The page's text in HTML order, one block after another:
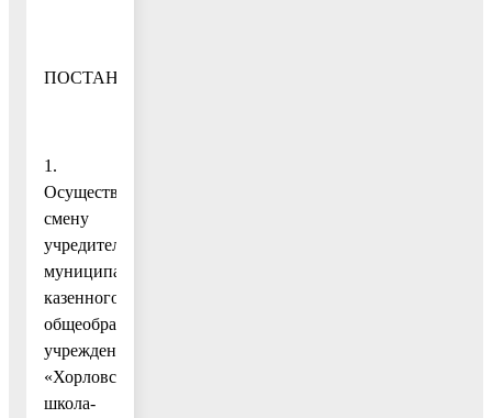
ПОСТАНОВЛЯЮ:
1.
Осуществить
смену
учредителя
муниципального
казенного
общеобразовательного
учреждения
«Хорловская
школа-